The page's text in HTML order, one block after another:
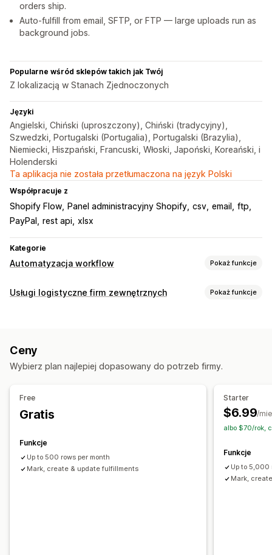
orders ship.
Auto-fulfill from email, SFTP, or FTP — large uploads run as
background jobs.
Popularne wśród sklepów takich jak Twój
Z lokalizacją w Stanach Zjednoczonych
Języki
Angielski, Chiński (uproszczony), Chiński (tradycyjny),
Szwedzki, Portugalski (Portugalia), Portugalski (Brazylia),
Niemiecki, Hiszpański, Francuski, Włoski, Japoński, Koreański, i
Holenderski
Ta aplikacja nie została przetłumaczona na język Polski
Współpracuje z
Shopify Flow Panel administracyjny Shopify csv email
ftp
PayPal
rest api xlsx
Kategorie
Automatyzacja workflow Pokaż funkcje
Zadania automatyzacji
Dostosowanie
API Logika warunkowa
Niestandardowe wyzwalacze
Zaplanowane zadania
Niestandardowe przepływy pracy
Usługi logistyczne firm zewnętrznych Pokaż funkcje
Śledzenie wielu przewoźników
Powiadomienia klientów Historia śledzenia
Reguły niestandardowe
Mapowanie SKU
Ceny
Wybierz plan najlepiej dopasowany do potrzeb firmy.
Free
Gratis
Funkcje
Up to 500 rows per month
Mark, create & update fulfillments
Starter
$6.99/
albo $70/rok,
Funkcje
Up to 5,000
Mark,